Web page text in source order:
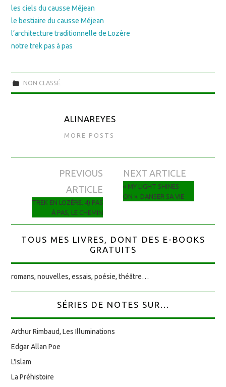
les ciels du causse Méjean
le bestiaire du causse Méjean
l’architecture traditionnelle de Lozère
notre trek pas à pas
NON CLASSÉ
ALINAREYES
MORE POSTS
Navigation des articles
PREVIOUS
ARTICLE
TREK EN LOZÈRE. 4) PAS
À PAS, LE CHEMIN
NEXT ARTICLE
« MY LIGHT SHINES
ON ». DANSER SA VIE
TOUS MES LIVRES, DONT DES E-BOOKS
GRATUITS
romans, nouvelles, essais, poésie, théâtre…
SÉRIES DE NOTES SUR...
Arthur Rimbaud, Les Illuminations
Edgar Allan Poe
L'Islam
La Préhistoire